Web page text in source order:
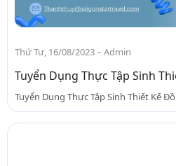
Thứ Tư, 16/08/2023 - Admin
Tuyển Dụng Thực Tập Sinh
Tuyển Dụng Thực Tập Sinh Thiết Kế